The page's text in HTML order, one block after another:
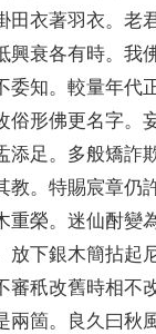
田衣著羽衣。老
興衰各有時。我
委知。較量年代
俗形佛更名字。
添足。 多般矯詐
教。特賜宸章仍
重榮。迷仙酎變
放下銀木簡拈起
審秖改舊時相不
兩箇。
良久曰秋